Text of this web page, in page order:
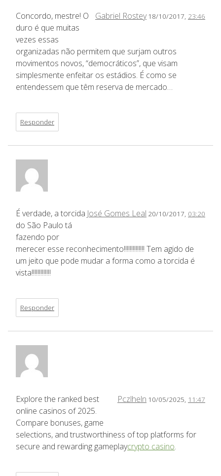
Gabriel Rostey 18/10/2017, 23:46
Concordo, mestre! O
duro é que muitas
vezes essas
organizadas não permitem que surjam outros
movimentos novos, “democráticos”, que visam
simplesmente enfeitar os estádios. É como se
entendessem que têm reserva de mercado…
Responder
José Gomes Leal 20/10/2017, 03:20
É verdade, a torcida
do São Paulo tá
fazendo por
merecer esse reconhecimento!!!!!!!!!!!!!! Tem agido de
um jeito que pode mudar a forma como a torcida é
vista!!!!!!!!!!!!!
Responder
Pczlheln 10/05/2025, 11:47
Explore the ranked best
online casinos of 2025.
Compare bonuses, game
selections, and trustworthiness of top platforms for
secure and rewarding gameplaycrypto casino.